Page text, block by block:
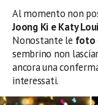
Al momento non
Joong Ki e Katy
Nonostante le foto
sembrino non
ancora una
interessati.